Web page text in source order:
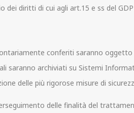
dei diritti di cui agli art.15 e ss del
conferiti saranno
archiviati su Sistemi
delle più rigorose misure di
delle finalità del